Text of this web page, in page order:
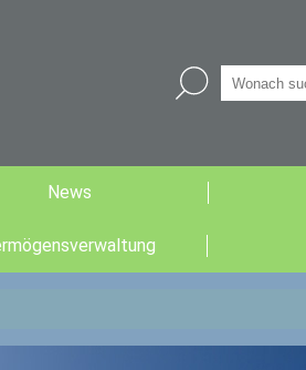
News